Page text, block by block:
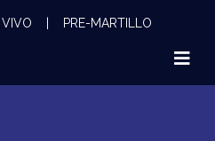
VIVO PRE-MARTILLO